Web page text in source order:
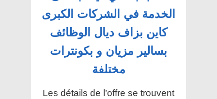
الخدمة في الشركات الكبرى
كاين بزاف ديال الوظائف
بسالير مزيان و بكونترات
مختلفة
Les détails de l’offre se trouvent